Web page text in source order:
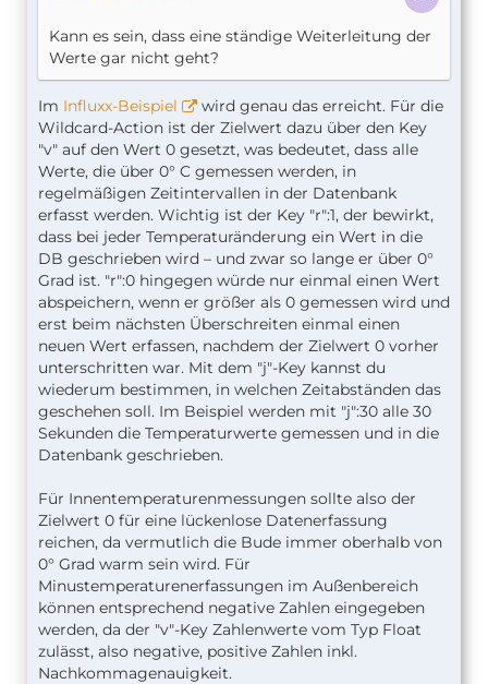
Kann es sein, dass eine ständige Weiterleitung der
Werte gar nicht geht?
Im Influxx-Beispiel
wird genau das erreicht. Für die
Wildcard-Action ist der Zielwert dazu über den Key
"v" auf den Wert 0 gesetzt, was bedeutet, dass alle
Werte, die über 0° C gemessen werden, in
regelmäßigen Zeitintervallen in der Datenbank
erfasst werden. Wichtig ist der Key "r":1, der bewirkt,
dass bei jeder Temperaturänderung ein Wert in die
DB geschrieben wird – und zwar so lange er über 0°
Grad ist. "r":0 hingegen würde nur einmal einen Wert
abspeichern, wenn er größer als 0 gemessen wird und
erst beim nächsten Überschreiten einmal einen
neuen Wert erfassen, nachdem der Zielwert 0 vorher
unterschritten war. Mit dem "j"-Key kannst du
wiederum bestimmen, in welchen Zeitabständen das
geschehen soll. Im Beispiel werden mit "j":30 alle 30
Sekunden die Temperaturwerte gemessen und in die
Datenbank geschrieben.
Für Innentemperaturenmessungen sollte also der
Zielwert 0 für eine lückenlose Datenerfassung
reichen, da vermutlich die Bude immer oberhalb von
0° Grad warm sein wird. Für
Minustemperaturenerfassungen im Außenbereich
können entsprechend negative Zahlen eingegeben
werden, da der "v"-Key Zahlenwerte vom Typ Float
zulässt, also negative, positive Zahlen inkl.
Nachkommagenauigkeit.